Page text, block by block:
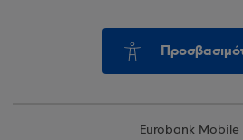
Eurobank Mobile